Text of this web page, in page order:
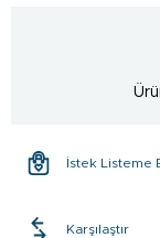
İstek Listeme
Karşılaştır